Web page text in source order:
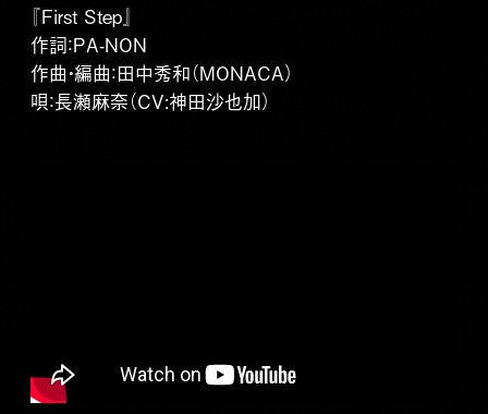
『First Step』
作詞：PA-NON
作曲・編曲：田中秀和（MONACA）
唄：長瀬麻奈（CV:神田沙也加）